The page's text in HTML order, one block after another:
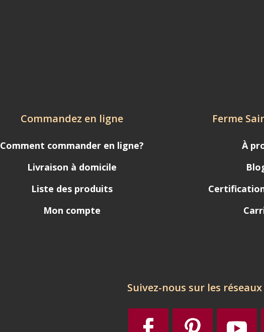
Commandez en ligne
Comment commander en ligne?
Livraison à domicile
Liste des produits
Mon compte
Ferme
À
Suivez-nous sur les